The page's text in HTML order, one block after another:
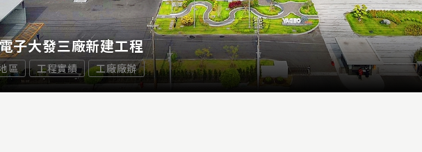
子大發三廠新建工程
區 工程實績 工廠廠辦